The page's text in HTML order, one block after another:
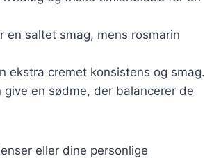
en saltet smag, mens rosmarin
ekstra cremet konsistens og smag.
give en sødme, der balancerer de
eller dine personlige